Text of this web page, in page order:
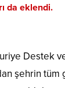
da eklendi.
Destek
şehrin tüm